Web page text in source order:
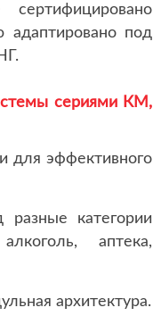
под
сериями КМ,
для эффективного
разные категории
аптека,
архитектура.